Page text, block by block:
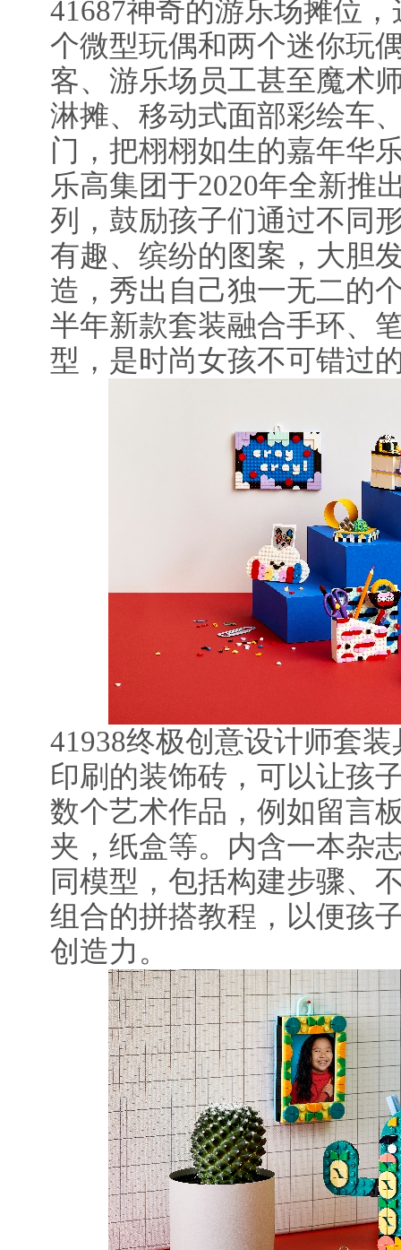
41687神奇的游乐场摊位
个微型玩偶和两个迷你玩
客、游乐场员工甚至魔术
淋摊、移动式面部彩绘车
门，把栩栩如生的嘉年华
乐高集团于2020年全新推
列，鼓励孩子们通过不同
有趣、缤纷的图案，大胆
造，秀出自己独一无二的
半年新款套装融合手环、
型，是时尚女孩不可错过
41938终极创意设计师套
印刷的装饰砖，可以让孩
数个艺术作品，例如留言
夹，纸盒等。内含一本杂
同模型，包括构建步骤、
组合的拼搭教程，以便孩
创造力。